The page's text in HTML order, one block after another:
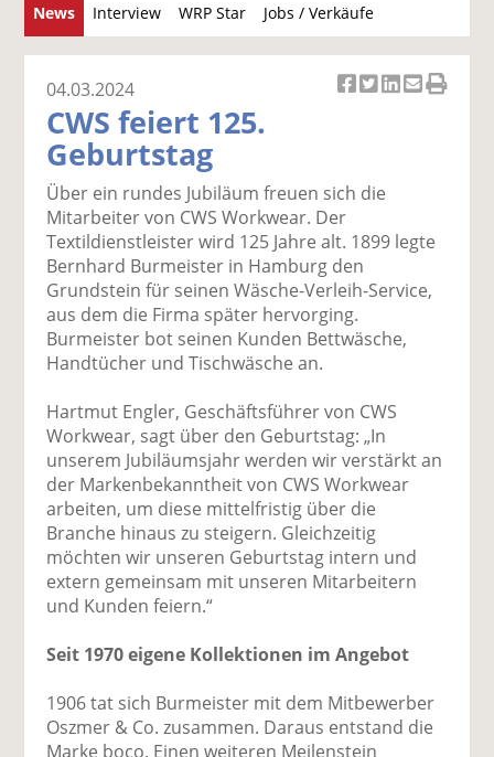
News Interview WRP Star Jobs / Verkäufe
u
c
el
a
uf
F
ac
e
b
o
te
il
e
n
el
t
wi
tt
er
n
a
uf
Li
k
e
di
te
il
e
n
er
E
m
ai
v
d
e
n
ck
n
04.03.2024
CWS feiert 125.
Geburtstag
Über ein rundes Jubiläum freuen sich die
Mitarbeiter von CWS Workwear. Der
Textildienstleister wird 125 Jahre alt. 1899 legte
Bernhard Burmeister in Hamburg den
Grundstein für seinen Wäsche-Verleih-Service,
aus dem die Firma später hervorging.
Burmeister bot seinen Kunden Bettwäsche,
Handtücher und Tischwäsche an.
Hartmut Engler, Geschäftsführer von CWS
Workwear, sagt über den Geburtstag: „In
unserem Jubiläumsjahr werden wir verstärkt an
der Markenbekanntheit von CWS Workwear
arbeiten, um diese mittelfristig über die
Branche hinaus zu steigern. Gleichzeitig
möchten wir unseren Geburtstag intern und
extern gemeinsam mit unseren Mitarbeitern
und Kunden feiern.“
Seit 1970 eigene Kollektionen im Angebot
1906 tat sich Burmeister mit dem Mitbewerber
Oszmer & Co. zusammen. Daraus entstand die
Marke boco. Einen weiteren Meilenstein